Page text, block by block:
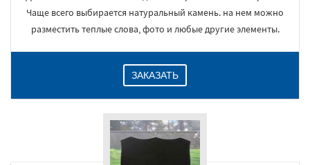
Чаще всего выбирается натуральный камень. на нем можно
разместить теплые слова, фото и любые другие элементы.
ЗАКАЗАТЬ